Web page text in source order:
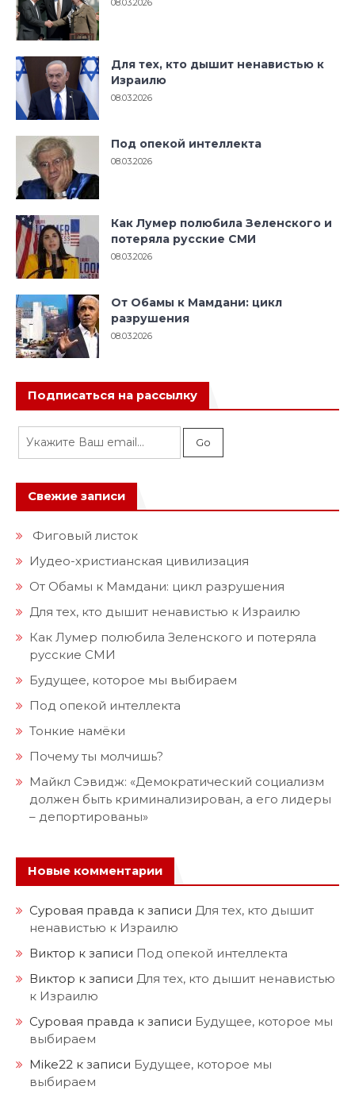
Для тех, кто дышит ненавистью к
Израилю
08.03.2026
Под опекой интеллекта
08.03.2026
Как Лумер полюбила Зеленского и
потеряла русские СМИ
08.03.2026
От Обамы к Мамдани: цикл
разрушения
08.03.2026
Подписаться на рассылку
Свежие записи
Фиговый листок
Иудео-христианская цивилизация
От Обамы к Мамдани: цикл разрушения
Для тех, кто дышит ненавистью к Израилю
Как Лумер полюбила Зеленского и потеряла
русские СМИ
Будущее, которое мы выбираем
Под опекой интеллекта
Тонкие намёки
Почему ты молчишь?
Майкл Сэвидж: «Демократический социализм
должен быть криминализирован, а его лидеры
– депортированы»
Новые комментарии
Суровая правда к записи Для тех, кто дышит
ненавистью к Израилю
Виктор к записи Под опекой интеллекта
Виктор к записи Для тех, кто дышит ненавистью
к Израилю
Суровая правда к записи Будущее, которое мы
выбираем
Mike22 к записи Будущее, которое мы
выбираем